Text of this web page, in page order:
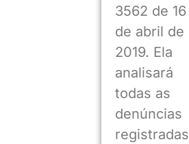
3562 de 16
de abril de
2019. Ela
analisará
todas as
denúncias
registradas